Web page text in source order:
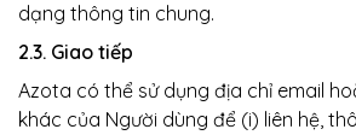
dạng thông tin chung.
2.3. Giao tiếp
Azota có thể sử dụng địa chỉ email
khác của Người dùng để (i) liên hệ,